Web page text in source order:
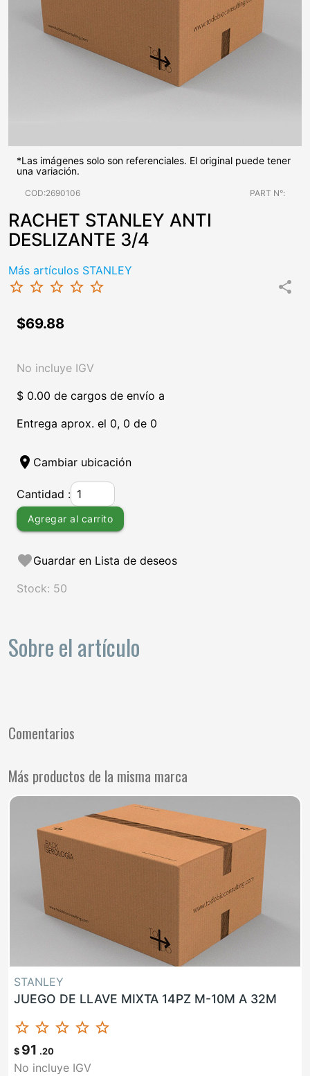
*Las imágenes solo son referenciales. El original puede tener
una variación.
COD:2690106 PART N°:
RACHET STANLEY ANTI
DESLIZANTE 3/4
Más artículos STANLEY
star_border star_border star_border star_border star_border share
$69.88
No incluye IGV
$ 0.00 de cargos de envío a
Entrega aprox. el 0, 0 de 0
location_on Cambiar ubicación
Cantidad :
Agregar al carrito
favoriteGuardar en Lista de deseos
Stock: 50
Sobre el artículo
Comentarios
Más productos de la misma marca
STANLEY
JUEGO DE LLAVE MIXTA 14PZ M-10M A 32M
star_border star_border star_border star_border star_border
$ 91 .20
No incluye IGV